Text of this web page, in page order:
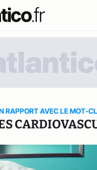
RAPPORT AVEC LE MOT-